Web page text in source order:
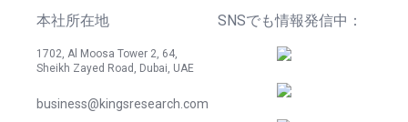
本社所在地
1702, Al Moosa Tower 2, 64,
Sheikh Zayed Road, Dubai, UAE
business@kingsresearch.com
SNSでも情報発信中：